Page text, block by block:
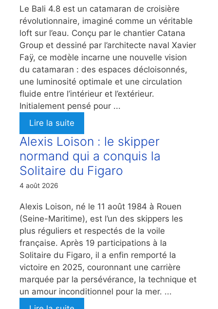
Le Bali 4.8 est un catamaran de croisière
révolutionnaire, imaginé comme un véritable
loft sur l’eau. Conçu par le chantier Catana
Group et dessiné par l’architecte naval Xavier
Faÿ, ce modèle incarne une nouvelle vision
du catamaran : des espaces décloisonnés,
une luminosité optimale et une circulation
fluide entre l’intérieur et l’extérieur.
Initialement pensé pour ...
Lire la suite
Alexis Loison : le skipper
normand qui a conquis la
Solitaire du Figaro
4 août 2026
Alexis Loison, né le 11 août 1984 à Rouen
(Seine-Maritime), est l’un des skippers les
plus réguliers et respectés de la voile
française. Après 19 participations à la
Solitaire du Figaro, il a enfin remporté la
victoire en 2025, couronnant une carrière
marquée par la persévérance, la technique et
un amour inconditionnel pour la mer. ...